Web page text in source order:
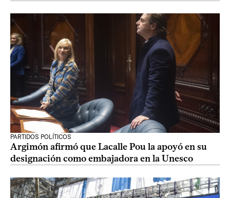
PARTIDOS POLÍTICOS
Argimón afirmó que Lacalle Pou la apoyó en su
designación como embajadora en la Unesco